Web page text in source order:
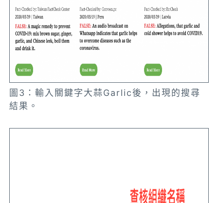
圖3：輸入關鍵字大蒜Garlic後，出現的搜尋
結果。